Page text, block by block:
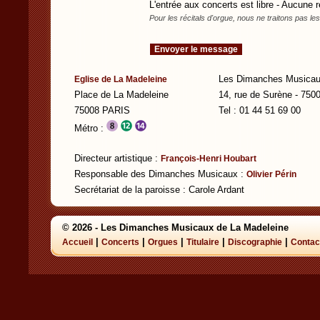
L'entrée aux concerts est libre - Aucune
Pour les récitals d'orgue, nous ne traitons pas
Eglise de La Madeleine
Les Dimanches
Place de La Madeleine
14, rue de Surène -
75008 PARIS
Tel : 01 44 51 69 00
Métro :
Directeur artistique : François-Henri Houbart
Responsable des Dimanches Musicaux : Olivier Périn
Secrétariat de la paroisse : Carole Ardant
© 2026 - Les Dimanches Musicaux de La Madeleine
Accueil Concerts Orgues Titulaire Discographie